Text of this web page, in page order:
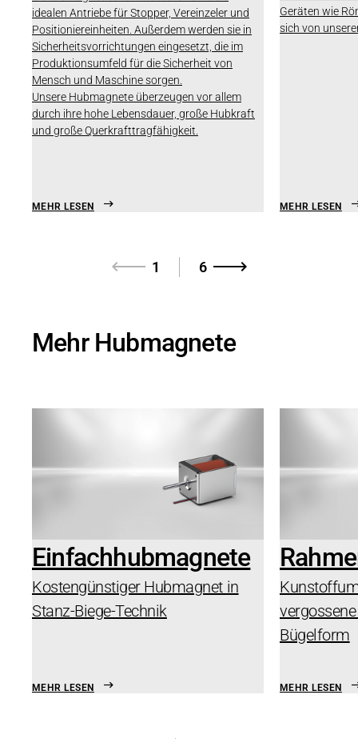
idealen Antriebe für Stopper, Vereinzeler und
Positioniereinheiten. Außerdem werden sie in
Sicherheitsvorrichtungen eingesetzt, die im
Produktionsumfeld für die Sicherheit von
Mensch und Maschine sorgen.
Unsere Hubmagnete überzeugen vor allem
durch ihre hohe Lebensdauer, große Hubkraft
und große Querkrafttragfähigkeit.
MEHR LESEN
Geräten wie
sich von
MEHR LESEN
1 6
Mehr Hubmagnete
Einfachhubmagnete
Kostengünstiger Hubmagnet in
Stanz-Biege-Technik
MEHR LESEN
Bügelform
MEHR LESEN